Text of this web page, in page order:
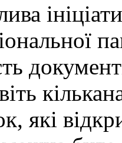
які